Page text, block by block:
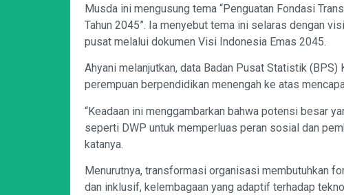
Musda ini mengusung tema “Penguatan Fondasi
Tahun 2045”. Ia menyebut tema ini selaras dengan
pusat melalui dokumen Visi Indonesia Emas 2045.
Ahyani melanjutkan, data Badan Pusat Statistik
perempuan berpendidikan menengah ke atas
“Keadaan ini menggambarkan bahwa potensi besar
seperti DWP untuk memperluas peran sosial dan
katanya.
Menurutnya, transformasi organisasi membutuhkan
dan inklusif, kelembagaan yang adaptif terhadap